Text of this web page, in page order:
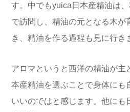
す。中でもyuica日本産精油は
で訪問し、精油の元となる木が
き、精油を作る過程も見に行き
アロマというと西洋の精油が主
本産精油を選ぶことで身体にも
いいのではと感じます。他にも